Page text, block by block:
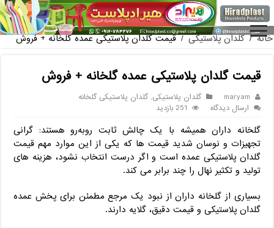
فروش گلدان پلاستیکی گلخانه به صورت آنلاین
خانه / گلدان پلاستیکی / قیمت گلدان پلاستیکی عمده گلخانه + فروش
قیمت گلدان پلاستیکی عمده گلخانه + فروش
maryam گلدان پلاستیکی,گلدان پلاستیکی گلخانه
ارسال دیدگاه
251 بازدید
گلخانه‌ داران همیشه با یک چالش ثابت روبه‌رو هستند: گرانی
تجهیزات و نوسان شدید قیمت‌ ها که یکی از این موارد مهم قیمت
گلدان پلاستیکی عمده است و اگر درست انتخاب نشود، هزینه‌ های
تولید و تکثیر نهال را چند برابر می‌ کند.
بسیاری از گلخانه ‌داران از نبود یک مرجع مطمئن برای پخش عمده
گلدان پلاستیکی و قیمت‌ دقیق، گلایه دارند.